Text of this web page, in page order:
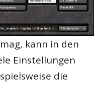
kann in den
Einstellungen
die